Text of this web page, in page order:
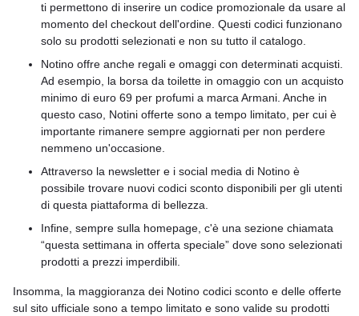
ti permettono di inserire un codice promozionale da usare al
momento del checkout dell'ordine. Questi codici funzionano
solo su prodotti selezionati e non su tutto il catalogo.
Notino offre anche regali e omaggi con determinati acquisti.
Ad esempio, la borsa da toilette in omaggio con un acquisto
minimo di euro 69 per profumi a marca Armani. Anche in
questo caso, Notini offerte sono a tempo limitato, per cui è
importante rimanere sempre aggiornati per non perdere
nemmeno un'occasione.
Attraverso la newsletter e i social media di Notino è
possibile trovare nuovi codici sconto disponibili per gli utenti
di questa piattaforma di bellezza.
Infine, sempre sulla homepage, c'è una sezione chiamata
“questa settimana in offerta speciale” dove sono selezionati
prodotti a prezzi imperdibili.
Insomma, la maggioranza dei Notino codici sconto e delle offerte
sul sito ufficiale sono a tempo limitato e sono valide su prodotti